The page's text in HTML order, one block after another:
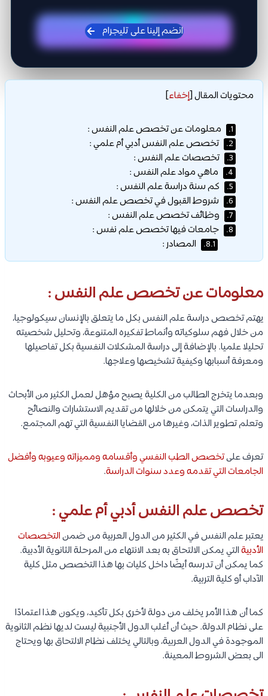
انضم إلينا على تليجرام
محتويات المقال[إخفاء]
1. معلومات عن تخصص علم النفس :
2. تخصص علم النفس أدبي أم علمي :
3. تخصصات علم النفس :
4. ماهي مواد علم النفس :
5. كم سنة دراسة علم النفس :
6. شروط القبول في تخصص علم النفس :
7. وظائف تخصص علم النفس :
8. جامعات فيها تخصص علم نفس :
8.1. المصادر :
معلومات عن تخصص علم النفس :
يهتم تخصص دراسة علم النفس بكل ما يتعلق بالإنسان سيكولوجيا،
من خلال فهم سلوكياته وأنماط تفكيره المتنوعة، وتحليل شخصيته
تحليلا علميا. بالإضافة إلى دراسة المشكلات النفسية بكل تفاصيلها
ومعرفة أسبابها وكيفية تشخيصها وعلاجها.
وبعدما يتخرج الطالب من الكلية يصبح مؤهل لعمل الكثير من الأبحاث
والدراسات التي يتمكن من خلالها من تقديم الاستشارات والنصائح
وتعلم تطوير الذات، وغيرها من القضايا النفسية التي تهم المجتمع.
تعرف علىتخصص الطب النفسي وأقسامه ومميزاته وعيوبه وأفضل
الجامعات التي تقدمه وعدد سنوات الدراسة.
تخصص علم النفس أدبي أم علمي :
يعتبر علم النفس في الكثير من الدول العربية من ضمنالتخصصات
الأدبيةالتي يمكن الالتحاق به بعد الانتهاء من المرحلة الثانوية الأدبية.
كما يمكن أن تدرسه أيضًا داخل كليات بها هذا التخصص مثل كلية
الآداب أو كلية التربية.
كما أن هذا الأمر يخلف من دولة لأخرى بكل تأكيد، ويكون هذا اعتمادًا
على نظام الدولة. حيث أن أغلب الدول الأجنبية ليست لديها نظم الثانوية
الموجودة في الدول العربية، وبالتالي يختلف نظام الالتحاق بها ويحتاج
الى بعض الشروط المعينة.